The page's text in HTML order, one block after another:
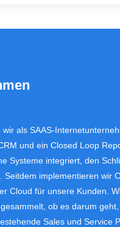
wir als SAAS-
und ein Closed Loop
Systeme integriert, den
Seitdem implementieren wir
Cloud für unsere Kunden.
ob es darum
Sales und Service